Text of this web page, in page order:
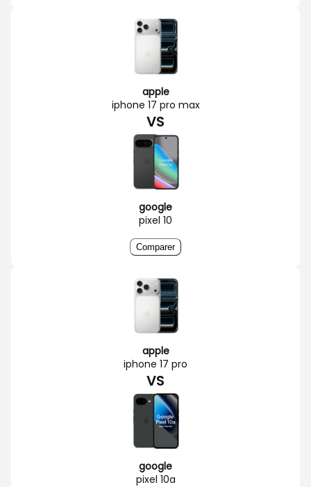
apple
iphone 17 pro max
VS
google
pixel 10
Comparer
apple
iphone 17 pro
VS
google
pixel 10a